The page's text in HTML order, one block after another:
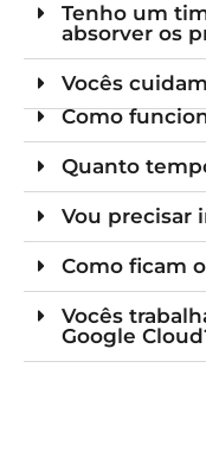
Tenho um
absorver os
Vocês
Como
Quanto
Vou precisar
Como ficam
Vocês
Google